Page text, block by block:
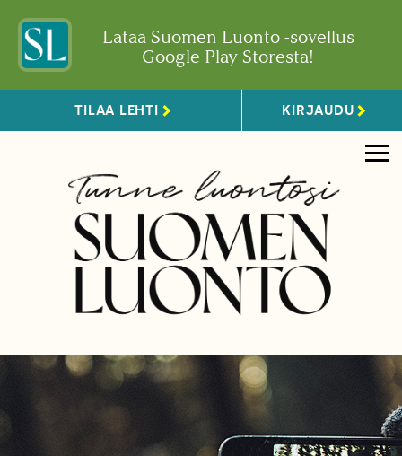
Lataa Suomen Luonto -sovellus
Google Play Storesta!
TILAA LEHTI KIRJAUDU